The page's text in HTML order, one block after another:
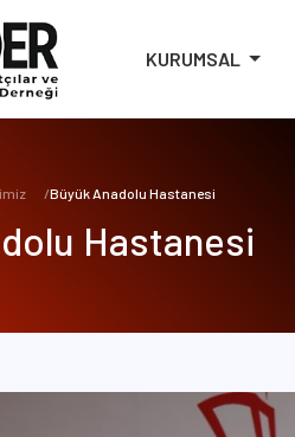
KURUMSAL
/Büyük Anadolu Hastanesi
Hastanesi